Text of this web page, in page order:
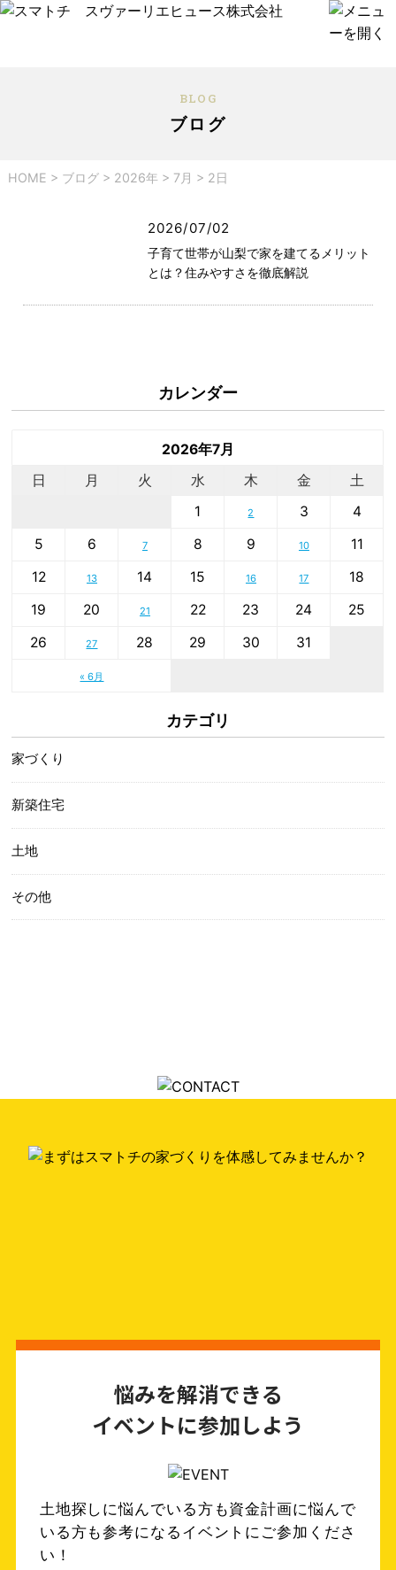
BLOG
ブログ
HOME > ブログ> 2026年> 7月 > 2日
2026/07/02
子育て世帯が山梨で家を建てるメリット
とは？住みやすさを徹底解説
カレンダー
2026年7月
日
月 火 水 木 金 土
« 6月
1 2 3
4
5
6 7 8 9 10
11
12
13 14 15 16 17
18
19
20 21 22 23 24
25
26
27 28 29 30 31
カテゴリ
家づくり
新築住宅
土地
その他
悩みを解消できる
イベントに参加しよう
土地探しに悩んでいる方も資金計画に悩んで
いる方も参考になるイベントにご参加くださ
い！